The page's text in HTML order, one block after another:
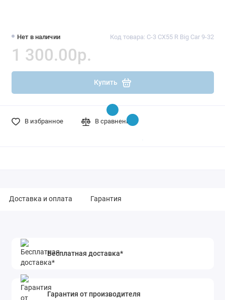
Нет в наличии Код товара: C-3 CX55 R Big Car 9-32
1 300.00р.
Купить
В избранное В сравнение
Доставка и оплата Гарантия
Бесплатная доставка*
Гарантия от производителя